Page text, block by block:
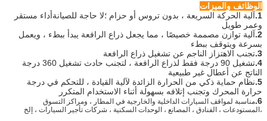
الوظائف والميزات
1. آلية الحركة السريعة ، بدون تروس أو حزام ؛لا حاجة للصيانةأداء مستقر
وعمر طويل
2. آلية توازن مصممة خصيصًا ، مما يجعل ذراع الرافعة يبدأ ببطء ، ويعمل
بسرعة ويتوقف ببطء
3. تجنب الاهتزاز الناجم عن تشغيل ذراع الرافعة
4.
تشغيل 90 درجة فقط لذراع الرافعة ، لتجنب حادث تشغيل 360 درجة
الناتج عن أعطال غير طبيعية
5. نظام حماية ذكي من الحرارة الزائدة لآلية القيادة ، للتحكم في درجة
حرارة المحرك وتجنب إتلافه بسهولة أثناء الاستخدام المتكرر
6. مناسبة لمواقف السيارات الداخلية والخارجية في المطار ، ومراكز التسوق
،المستودعات ، الفنادق ، المصانع ، الوحدات السكنية ، شركات تأجير السيارات ، إلخ